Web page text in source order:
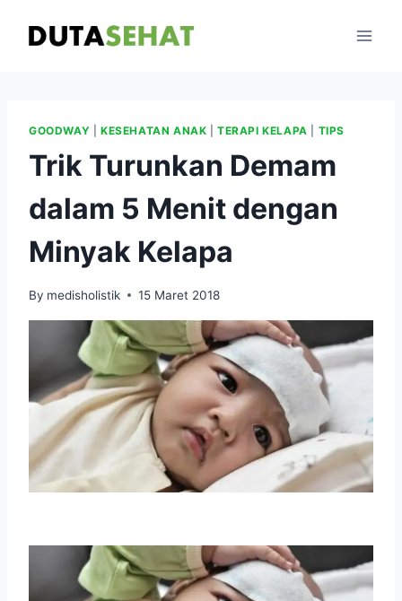
GOODWAY KESEHATAN ANAK |TERAPI KELAPA TIPS
Trik Turunkan Demam
dalam 5 Menit dengan
Minyak Kelapa
By medisholistik 15 Maret 2018